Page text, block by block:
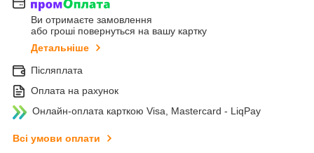
Ви отримаєте замовлення
або гроші повернуться на вашу картку
Детальніше
Післяплата
Оплата на рахунок
Онлайн-оплата карткою Visa, Mastercard - LiqPay
Всі умови оплати